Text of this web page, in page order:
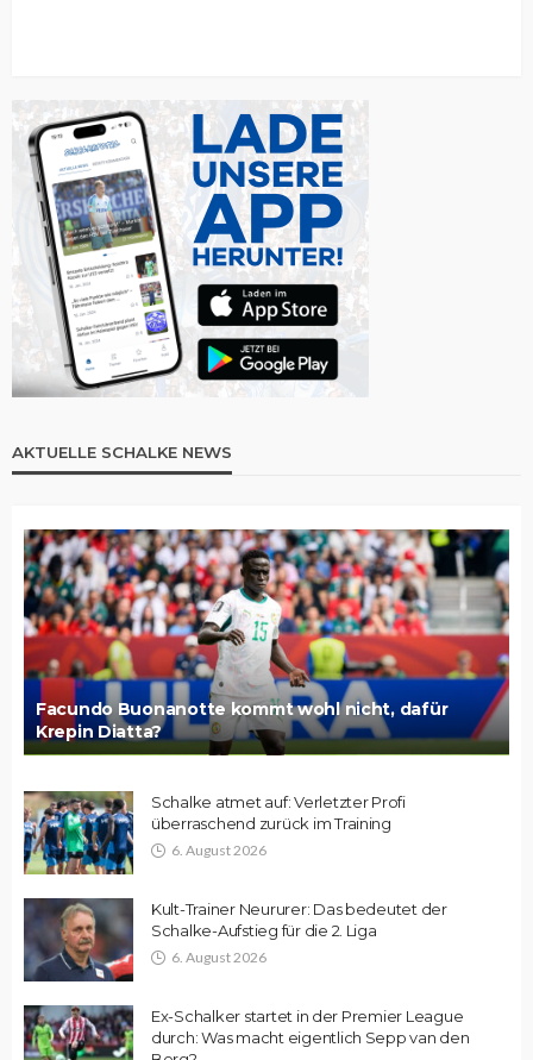
AKTUELLE SCHALKE NEWS
Facundo Buonanotte kommt wohl nicht, dafür
Krepin Diatta?
Schalke atmet auf: Verletzter Profi
überraschend zurück im Training
6. August 2026
Kult-Trainer Neururer: Das bedeutet der
Schalke-Aufstieg für die 2. Liga
6. August 2026
Ex-Schalker startet in der Premier League
durch: Was macht eigentlich Sepp van den